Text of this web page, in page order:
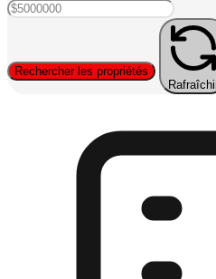
Rechercher les propriétés